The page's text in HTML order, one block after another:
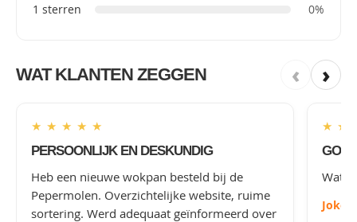
1 sterren
0%
WAT KLANTEN ZEGGEN ‹ ›
★ ★ ★ ★ ★
PERSOONLIJK EN DESKUNDIG
Heb een nieuwe wokpan besteld bij de
Pepermolen. Overzichtelijke website, ruime
sortering. Werd adequaat geïnformeerd over
★ ★
Wat
Joke